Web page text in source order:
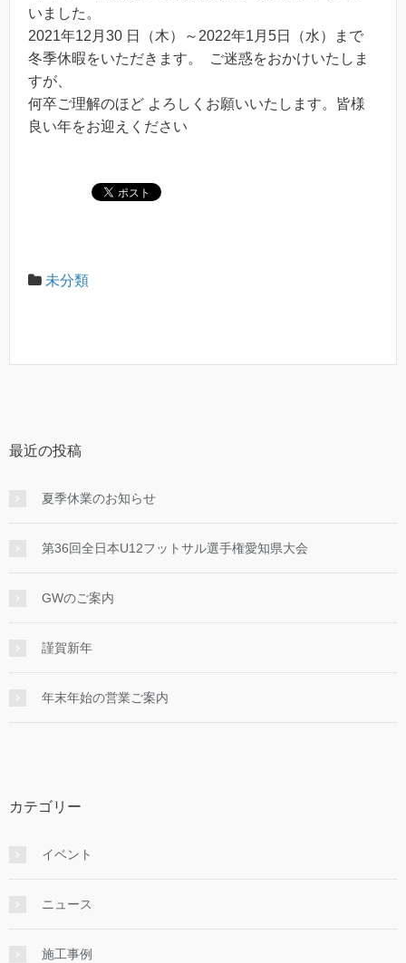
いました。
2021年12月30 日（木）～2022年1月5日（水）まで
冬季休暇をいただきます。 ご迷惑をおかけいたしま
すが、
何卒ご理解のほど よろしくお願いいたします。皆様
良い年をお迎えください
未分類
最近の投稿
夏季休業のお知らせ
第36回全日本U12フットサル選手権愛知県大会
GWのご案内
謹賀新年
年末年始の営業ご案内
カテゴリー
イベント
ニュース
施工事例